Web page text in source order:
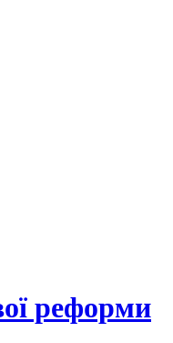
реформи